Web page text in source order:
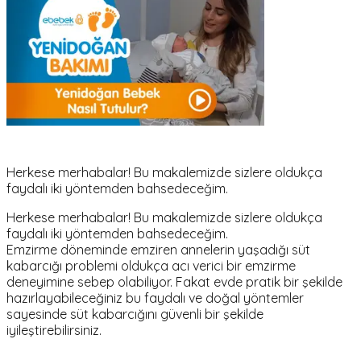
Herkese merhabalar! Bu makalemizde sizlere oldukça
faydalı iki yöntemden bahsedeceğim.
Herkese merhabalar! Bu makalemizde sizlere oldukça
faydalı iki yöntemden bahsedeceğim.
Emzirme döneminde emziren annelerin yaşadığı süt
kabarcığı problemi oldukça acı verici bir emzirme
deneyimine sebep olabiliyor. Fakat evde pratik bir şekilde
hazırlayabileceğiniz bu faydalı ve doğal yöntemler
sayesinde süt kabarcığını güvenli bir şekilde
iyileştirebilirsiniz.